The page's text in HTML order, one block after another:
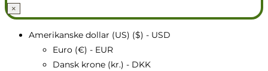
×
Amerikanske dollar (US) ($) - USD
Euro (€) - EUR
Dansk krone (kr.) - DKK